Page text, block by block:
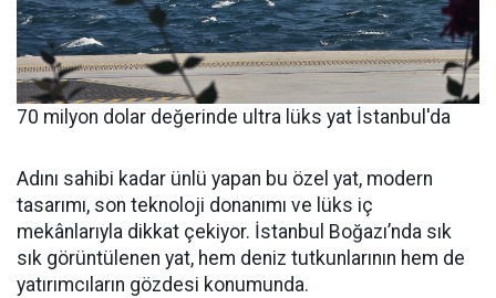
70 milyon dolar değerinde ultra lüks yat İstanbul'da
Adını sahibi kadar ünlü yapan bu özel yat, modern
tasarımı, son teknoloji donanımı ve lüks iç
mekânlarıyla dikkat çekiyor. İstanbul Boğazı’nda sık
sık görüntülenen yat, hem deniz tutkunlarının hem de
yatırımcıların gözdesi konumunda.